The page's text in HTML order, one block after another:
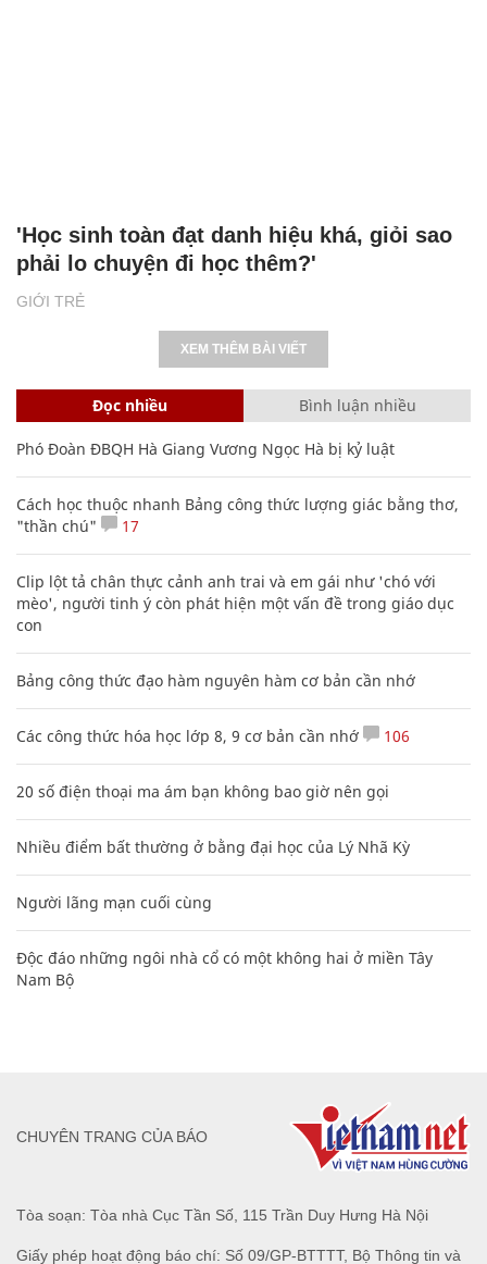
GIỚI TRẺ
'Học sinh toàn đạt danh hiệu khá, giỏi sao
phải lo chuyện đi học thêm?'
XEM THÊM BÀI VIẾT
Đọc nhiều Bình luận nhiều
Phó Đoàn ĐBQH Hà Giang Vương Ngọc Hà bị kỷ luật
Cách học thuộc nhanh Bảng công thức lượng giác bằng thơ,
"thần chú"
17
Clip lột tả chân thực cảnh anh trai và em gái như 'chó với
mèo', người tinh ý còn phát hiện một vấn đề trong giáo dục
con
Bảng công thức đạo hàm nguyên hàm cơ bản cần nhớ
Các công thức hóa học lớp 8, 9 cơ bản cần nhớ 106
20 số điện thoại ma ám bạn không bao giờ nên gọi
Nhiều điểm bất thường ở bằng đại học của Lý Nhã Kỳ
Người lãng mạn cuối cùng
Độc đáo những ngôi nhà cổ có một không hai ở miền Tây
Nam Bộ
Tòa soạn: Tòa nhà Cục Tần Số, 115 Trần Duy Hưng Hà Nội
Giấy phép hoạt động báo chí: Số 09/GP-BTTTT, Bộ Thông tin và
CHUYÊN TRANG CỦA BÁO